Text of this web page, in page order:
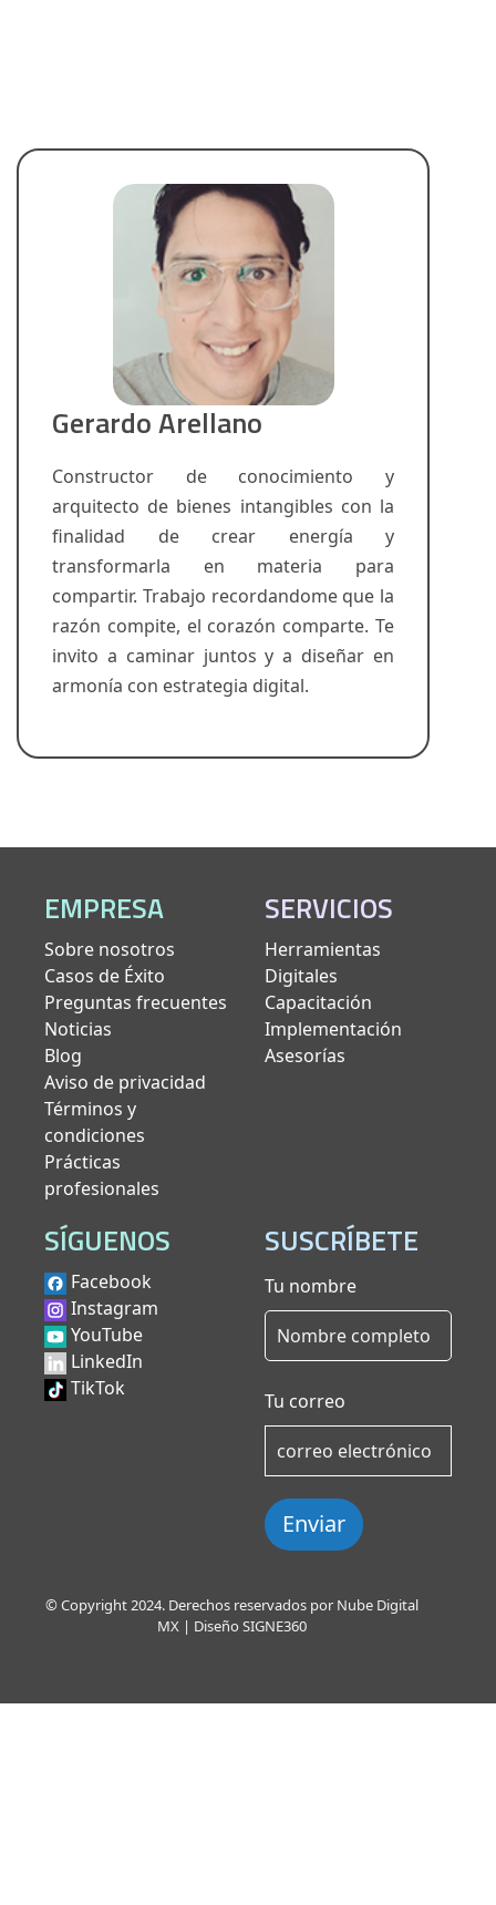
Gerardo Arellano
Constructor de conocimiento y
arquitecto de bienes intangibles con la
finalidad de crear energía y
transformarla en materia para
compartir. Trabajo recordandome que la
razón compite, el corazón comparte. Te
invito a caminar juntos y a diseñar en
armonía con estrategia digital.
EMPRESA
Sobre nosotros
Casos de Éxito
Preguntas frecuentes
Noticias
Blog
Aviso de privacidad
Términos y
condiciones
Prácticas
profesionales
SERVICIOS
Herramientas
Digitales
Capacitación
Implementación
Asesorías
SÍGUENOS
Facebook
Instagram
YouTube
LinkedIn
TikTok
SUSCRÍBETE
Tu nombre
Tu correo
Enviar
© Copyright 2024. Derechos reservados por Nube Digital
MX | Diseño SIGNE360